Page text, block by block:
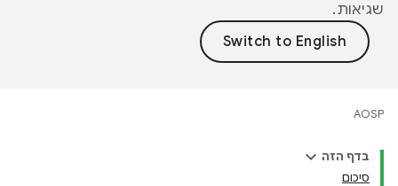
שגיאות.
AOSP
בדף הזה
סיכום